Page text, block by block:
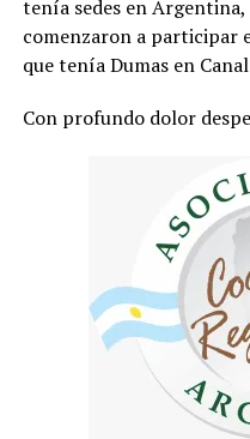
tenía sedes en Argentina,
comenzaron a participar
que tenía Dumas en
Con profundo dolor